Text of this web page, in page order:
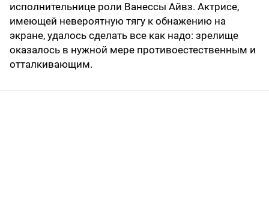
исполнительнице роли Ванессы Айвз. Актрисе,
имеющей невероятную тягу к обнажению на
экране, удалось сделать все как надо: зрелище
оказалось в нужной мере противоестественным и
отталкивающим.